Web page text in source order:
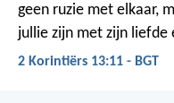
geen ruzie met elkaar,
jullie zijn met zijn liefde
2 Korintiërs 13:11 - BGT